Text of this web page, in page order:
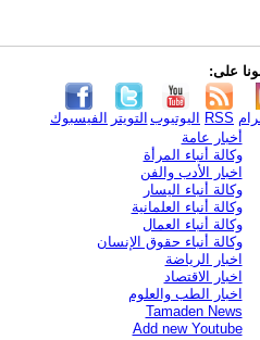
على:
الفيسبوك التويتر اليوتيوب RSS
أخبار عامة
وكالة أنباء المرأة
اخبار الأدب والفن
وكالة أنباء اليسار
وكالة أنباء العلمانية
وكالة أنباء العمال
وكالة أنباء حقوق الإنسان
اخبار الرياضة
اخبار الاقتصاد
اخبار الطب والعلوم
Tamaden News
Add new Youtube